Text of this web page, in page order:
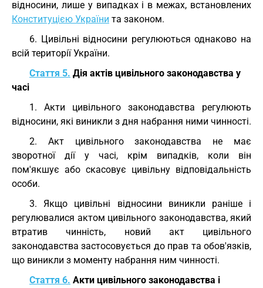
відносини, лише у випадках і в межах, встановлених
Конституцією України та законом.
6. Цивільні відносини регулюються однаково на
всій території України.
Стаття 5. Дія актів цивільного законодавства у
часі
1. Акти цивільного законодавства регулюють
відносини, які виникли з дня набрання ними чинності.
2. Акт цивільного законодавства не має
зворотної дії у часі, крім випадків, коли він
пом'якшує або скасовує цивільну відповідальність
особи.
3. Якщо цивільні відносини виникли раніше і
регулювалися актом цивільного законодавства, який
втратив чинність, новий акт цивільного
законодавства застосовується до прав та обов'язків,
що виникли з моменту набрання ним чинності.
Стаття 6. Акти цивільного законодавства і